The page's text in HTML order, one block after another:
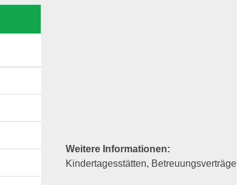
Weitere Informationen:
Kindertagesstätten, Betreuungsverträge